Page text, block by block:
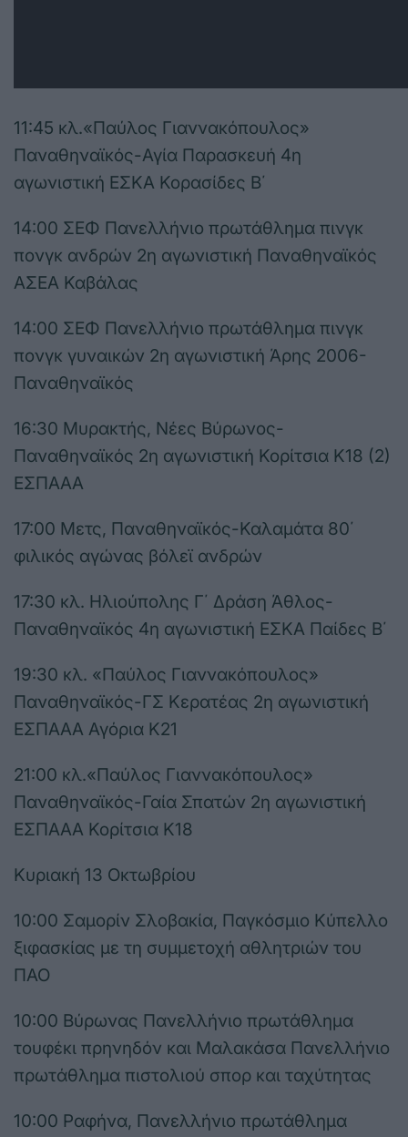
11:45 κλ.«Παύλος Γιαννακόπουλος»
Παναθηναϊκός-Αγία Παρασκευή 4η
αγωνιστική ΕΣΚΑ Κορασίδες Β΄
14:00 ΣΕΦ Πανελλήνιο πρωτάθλημα πινγκ
πονγκ ανδρών 2η αγωνιστική Παναθηναϊκός
ΑΣΕΑ Καβάλας
14:00 ΣΕΦ Πανελλήνιο πρωτάθλημα πινγκ
πονγκ γυναικών 2η αγωνιστική Άρης 2006-
Παναθηναϊκός
16:30 Μυρακτής, Νέες Βύρωνος-
Παναθηναϊκός 2η αγωνιστική Κορίτσια Κ18 (2)
ΕΣΠΑΑΑ
17:00 Μετς, Παναθηναϊκός-Καλαμάτα 80΄
φιλικός αγώνας βόλεϊ ανδρών
17:30 κλ. Ηλιούπολης Γ΄ Δράση Άθλος-
Παναθηναϊκός 4η αγωνιστική ΕΣΚΑ Παίδες Β΄
19:30 κλ. «Παύλος Γιαννακόπουλος»
Παναθηναϊκός-ΓΣ Κερατέας 2η αγωνιστική
ΕΣΠΑΑΑ Αγόρια Κ21
21:00 κλ.«Παύλος Γιαννακόπουλος»
Παναθηναϊκός-Γαία Σπατών 2η αγωνιστική
ΕΣΠΑΑΑ Κορίτσια Κ18
Κυριακή 13 Οκτωβρίου
10:00 Σαμορίν Σλοβακία, Παγκόσμιο Κύπελλο
ξιφασκίας με τη συμμετοχή αθλητριών του
ΠΑΟ
10:00 Βύρωνας Πανελλήνιο πρωτάθλημα
τουφέκι πρηνηδόν και Μαλακάσα Πανελλήνιο
πρωτάθλημα πιστολιού σπορ και ταχύτητας
10:00 Ραφήνα, Πανελλήνιο πρωτάθλημα